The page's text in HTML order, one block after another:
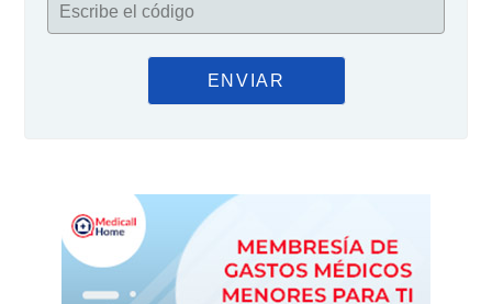
Escribe el código